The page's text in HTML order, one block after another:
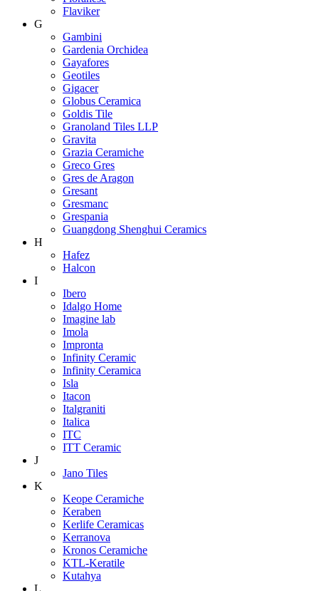
Flaviker
G
Gambini
Gardenia Orchidea
Gayafores
Geotiles
Gigacer
Globus Ceramica
Goldis Tile
Granoland Tiles LLP
Gravita
Grazia Ceramiche
Greco Gres
Gres de Aragon
Gresant
Gresmanc
Grespania
Guangdong Shenghui Ceramics
H
Hafez
Halcon
I
Ibero
Idalgo Home
Imagine lab
Imola
Impronta
Infinity Ceramic
Infinity Ceramica
Isla
Itacon
Italgraniti
Italica
ITC
ITT Ceramic
J
Jano Tiles
K
Keope Ceramiche
Keraben
Kerlife Ceramicas
Kerranova
Kronos Ceramiche
KTL-Keratile
Kutahya
L